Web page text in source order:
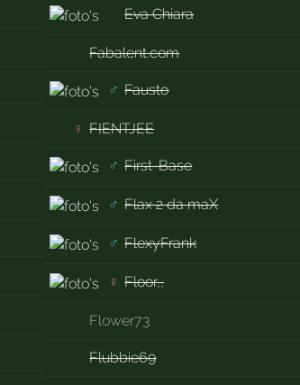
Eva Chiara
Fabalent.com
♂ Fausto
♀ FIENTJEE
♂ First-Base
♂ Flax 2 da maX
♂ FlexyFrank
♀ Floor,,
Flower73
Flubbie69